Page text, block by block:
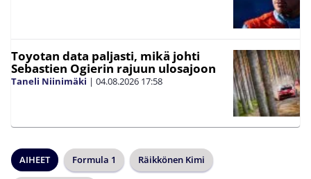
Toyotan data paljasti, mikä johti
Sebastien Ogierin rajuun ulosajoon
Taneli Niinimäki | 04.08.2026 17:58
AIHEET Formula 1 Räikkönen Kimi